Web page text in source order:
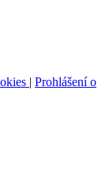
| Prohlášení o